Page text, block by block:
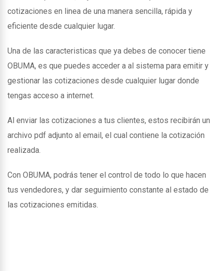
cotizaciones en linea de una manera sencilla, rápida y
eficiente desde cualquier lugar.
Una de las caracteristicas que ya debes de conocer tiene
OBUMA, es que puedes acceder a al sistema para emitir y
gestionar las cotizaciones desde cualquier lugar donde
tengas acceso a internet.
Al enviar las cotizaciones a tus clientes, estos recibirán un
archivo pdf adjunto al email, el cual contiene la cotización
realizada.
Con OBUMA, podrás tener el control de todo lo que hacen
tus vendedores, y dar seguimiento constante al estado de
las cotizaciones emitidas.